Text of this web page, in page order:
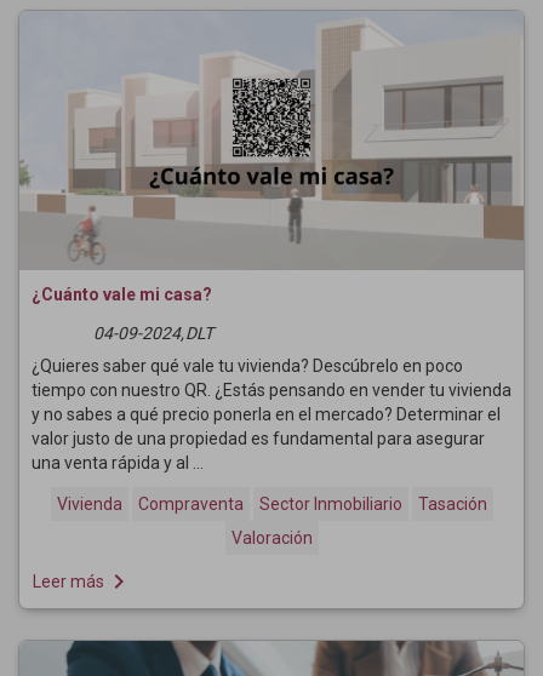
¿Cuánto vale mi casa?
04-09-2024,DLT
¿Quieres saber qué vale tu vivienda? Descúbrelo en poco
tiempo con nuestro QR. ¿Estás pensando en vender tu vivienda
y no sabes a qué precio ponerla en el mercado? Determinar el
valor justo de una propiedad es fundamental para asegurar
una venta rápida y al ...
Vivienda Compraventa Sector Inmobiliario
Tasación
Valoración
Leer más navigate_next